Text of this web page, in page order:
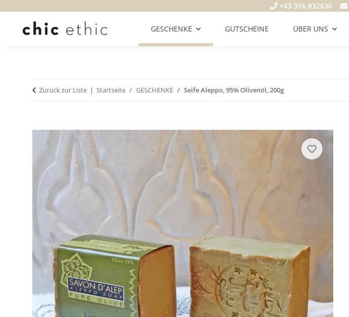
+43 316 832630
GESCHENKE GUTSCHEINE ÜBER UNS
Zurück zur Liste Startseite GESCHENKE Seife Aleppo, 95% Olivenöl, 200g